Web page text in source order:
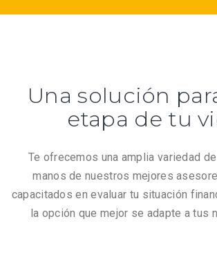
Una solución
etapa de tu
Te ofrecemos una amplia variedad
manos de nuestros mejores
capacitados en evaluar tu situación
la opción que mejor se adapte a tus